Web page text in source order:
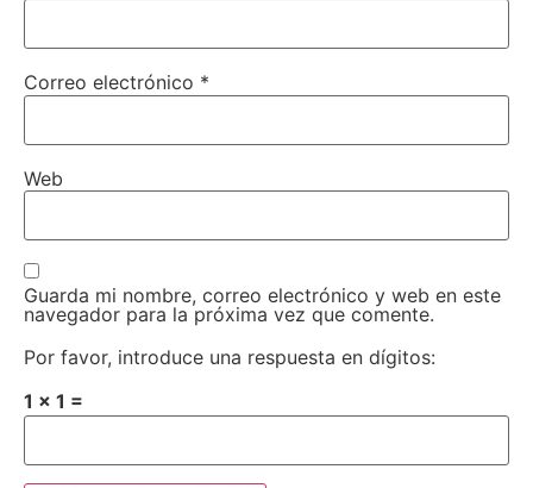
Correo electrónico *
Web
Guarda mi nombre, correo electrónico y web en este
navegador para la próxima vez que comente.
Por favor, introduce una respuesta en dígitos:
1 × 1 =